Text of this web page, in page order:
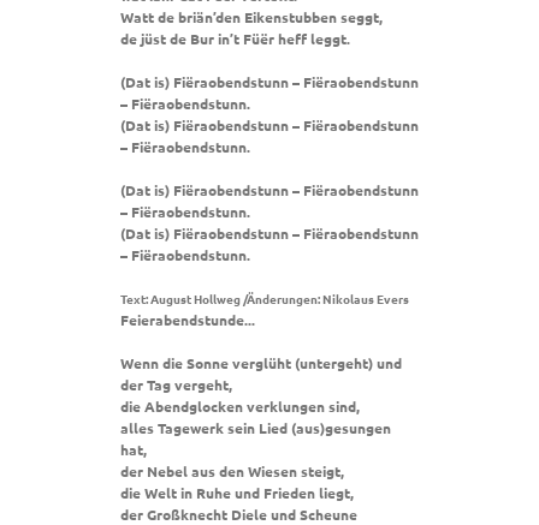
Watt de briän’den Eikenstubben seggt,
de jüst de Bur in’t Füër heff leggt.
(Dat is) Fiëraobendstunn – Fiëraobendstunn
– Fiëraobendstunn.
(Dat is) Fiëraobendstunn – Fiëraobendstunn
– Fiëraobendstunn.
(Dat is) Fiëraobendstunn – Fiëraobendstunn
– Fiëraobendstunn.
(Dat is) Fiëraobendstunn – Fiëraobendstunn
– Fiëraobendstunn.
Text: August Hollweg /Änderungen: Nikolaus Evers
Feierabendstunde...
Wenn die Sonne verglüht (untergeht) und
der Tag vergeht,
die Abendglocken verklungen sind,
alles Tagewerk sein Lied (aus)gesungen
hat,
der Nebel aus den Wiesen steigt,
die Welt in Ruhe und Frieden liegt,
der Großknecht Diele und Scheune